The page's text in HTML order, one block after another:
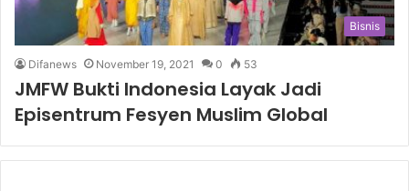
Bisnis
Difanews November 19, 2021 0 53
JMFW Bukti Indonesia Layak Jadi
Episentrum Fesyen Muslim Global